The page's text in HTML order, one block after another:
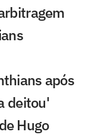
após
deitou'
Hugo